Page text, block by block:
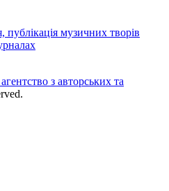
публікація музичних творів
з авторських та